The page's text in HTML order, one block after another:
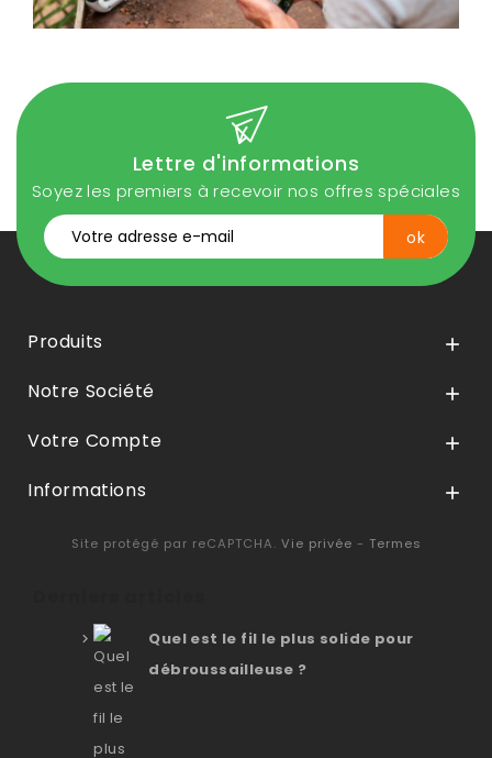
Lettre d'informations
Soyez les premiers à recevoir nos offres spéciales
Produits 
Notre Société 
Votre Compte 
Informations 
Site protégé par reCAPTCHA. Vie privée - Termes
Quel est le fil le plus solide pour
débroussailleuse ?